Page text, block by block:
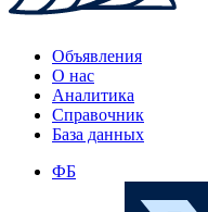
Объявления
О нас
Аналитика
Справочник
База данных
ФБ